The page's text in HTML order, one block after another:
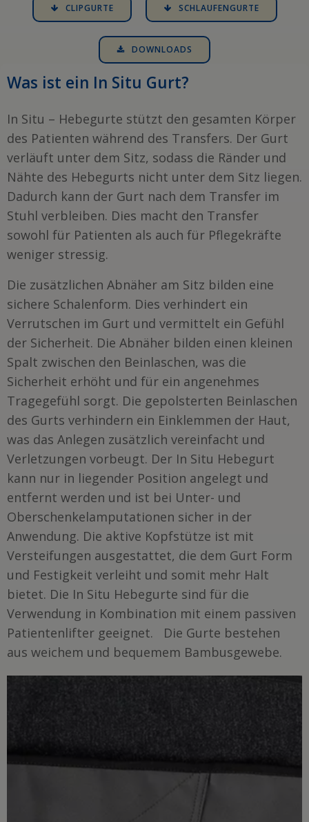
CLIPGURTE SCHLAUFENGURTE
DOWNLOADS
Was ist ein In Situ Gurt?
In Situ – Hebegurte stützt den gesamten Körper
des Patienten während des Transfers. Der Gurt
verläuft unter dem Sitz, sodass die Ränder und
Nähte des Hebegurts nicht unter dem Sitz liegen.
Dadurch kann der Gurt nach dem Transfer im
Stuhl verbleiben. Dies macht den Transfer
sowohl für Patienten als auch für Pflegekräfte
weniger stressig.
Die zusätzlichen Abnäher am Sitz bilden eine
sichere Schalenform. Dies verhindert ein
Verrutschen im Gurt und vermittelt ein Gefühl
der Sicherheit. Die Abnäher bilden einen kleinen
Spalt zwischen den Beinlaschen, was die
Sicherheit erhöht und für ein angenehmes
Tragegefühl sorgt. Die gepolsterten Beinlaschen
des Gurts verhindern ein Einklemmen der Haut,
was das Anlegen zusätzlich vereinfacht und
Verletzungen vorbeugt. Der In Situ Hebegurt
kann nur in liegender Position angelegt und
entfernt werden und ist bei Unter- und
Oberschenkelamputationen sicher in der
Anwendung. Die aktive Kopfstütze ist mit
Versteifungen ausgestattet, die dem Gurt Form
und Festigkeit verleiht und somit mehr Halt
bietet. Die In Situ Hebegurte sind für die
Verwendung in Kombination mit einem passiven
Patientenlifter geeignet.
Die Gurte bestehen
aus weichem und bequemem Bambusgewebe.